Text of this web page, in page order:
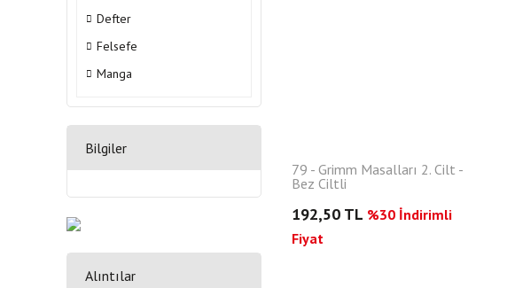
Defter
Felsefe
Manga
Bilgiler
Alıntılar
79 - Grimm Masalları 2. Cilt -
Bez Ciltli
192,50 TL %30 İndirimli
Fiyat